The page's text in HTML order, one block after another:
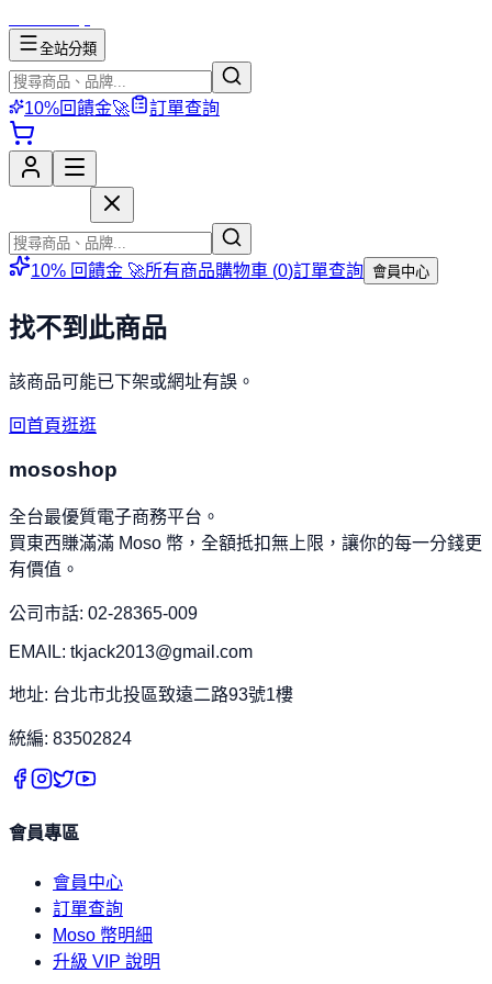
全站分類
10%回饋金🚀 訂單查詢
10% 回饋金 🚀所有商品購物車 (0)訂單查詢 會員中心
找不到此商品
該商品可能已下架或網址有誤。
回首頁逛逛
mososhop
全台最優質電子商務平台。
買東西賺滿滿 Moso 幣，全額抵扣無上限，讓你的每一分錢更
有價值。
公司市話: 02-28365-009
EMAIL: tkjack2013@gmail.com
地址: 台北市北投區致遠二路93號1樓
統編: 83502824
會員專區
會員中心
訂單查詢
Moso 幣明細
升級 VIP 說明